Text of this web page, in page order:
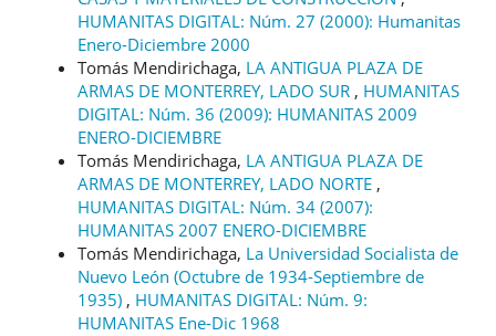
HUMANITAS DIGITAL: Núm. 27 (2000): Humanitas
Enero-Diciembre 2000
Tomás Mendirichaga, LA ANTIGUA PLAZA DE
ARMAS DE MONTERREY, LADO SUR , HUMANITAS
DIGITAL: Núm. 36 (2009): HUMANITAS 2009
ENERO-DICIEMBRE
Tomás Mendirichaga, LA ANTIGUA PLAZA DE
ARMAS DE MONTERREY, LADO NORTE ,
HUMANITAS DIGITAL: Núm. 34 (2007):
HUMANITAS 2007 ENERO-DICIEMBRE
Tomás Mendirichaga, La Universidad Socialista de
Nuevo León (Octubre de 1934-Septiembre de
1935) , HUMANITAS DIGITAL: Núm. 9:
HUMANITAS Ene-Dic 1968